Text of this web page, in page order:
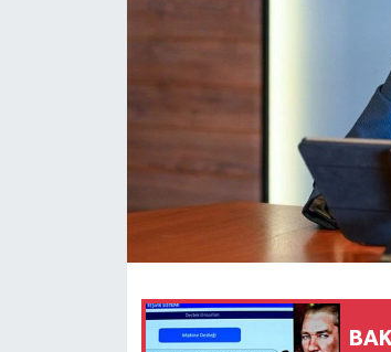
Siyaset
Sosyal medya